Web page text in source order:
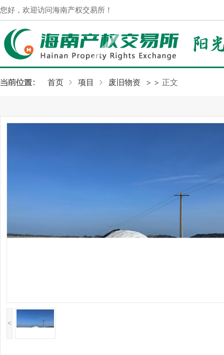
您好，欢迎访问海南产权交易所！
首页 项目 >
废旧物资 > 正文
<